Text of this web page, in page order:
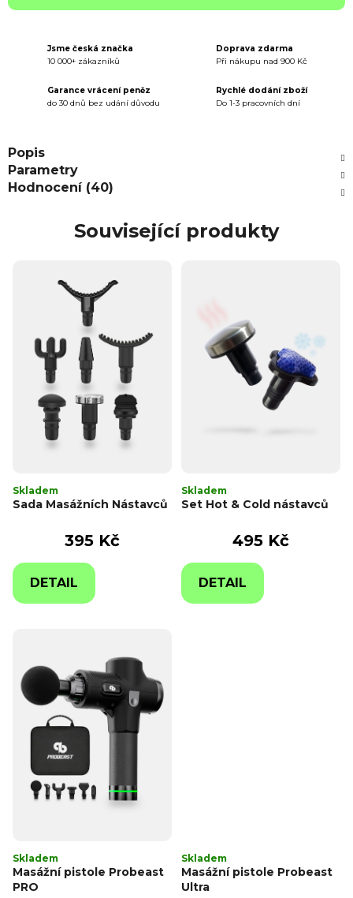
Jsme česká značka
10 000+ zákazníků
Doprava zdarma
Při nákupu nad 900 Kč
Garance vrácení peněz
do 30 dnů bez udání důvodu
Rychlé dodání zboží
Do 1-3 pracovních dní
Popis
Parametry
Hodnocení (40)
Související produkty
Sada Masážních Nástavců
Skladem
395 Kč
DETAIL
Set Hot & Cold nástavců
Skladem
495 Kč
DETAIL
Masážní pistole Probeast
PRO
Skladem
Masážní pistole Probeast
Ultra
Skladem